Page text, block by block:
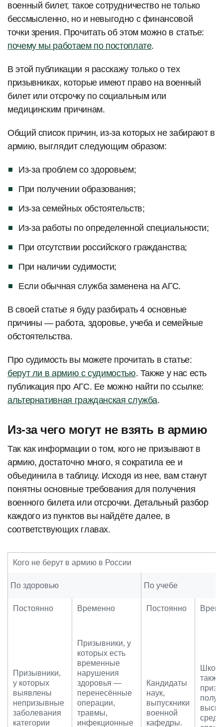
военный билет, такое сотрудничество не только
бессмысленно, но и невыгодно с финансовой
точки зрения. Прочитать об этом можно в статье:
почему мы работаем по постоплате.
В этой публикации я расскажу только о тех
призывниках, которые имеют право на военный
билет или отсрочку по социальным или
медицинским причинам.
Общий список причин, из-за которых не забирают в
армию, выглядит следующим образом:
Из-за проблем со здоровьем;
При получении образования;
Из-за семейных обстоятельств;
Из-за работы по определенной специальности;
При отсутствии российского гражданства;
При наличии судимости;
Если обычная служба заменена на АГС.
В своей статье я буду разбирать 4 основные
причины — работа, здоровье, учеба и семейные
обстоятельства.
Про судимость вы можете прочитать в статье:
берут ли в армию с судимостью. Также у нас есть
публикация про АГС. Ее можно найти по ссылке:
альтернативная гражданская служба.
Из-за чего могут не взять в армию
Так как информации о том, кого не призывают в
армию, достаточно много, я сократила ее и
объединила в таблицу. Исходя из нее, вам станут
понятны основные требования для получения
военного билета или отсрочки. Детальный разбор
каждого из пунктов вы найдёте далее, в
соответствующих главах.
Кого не берут в армию в России
По здоровью По учебе
Постоянно Временно Постоянно
Призывники,
у которых
выявлены
непризывные
заболевания
категории
Призывники, у
которых есть
временные
нарушения
здоровья —
перенесённые
операции,
травмы,
инфекционные
Кандидаты
наук,
выпускники
военной
кафедры.
также